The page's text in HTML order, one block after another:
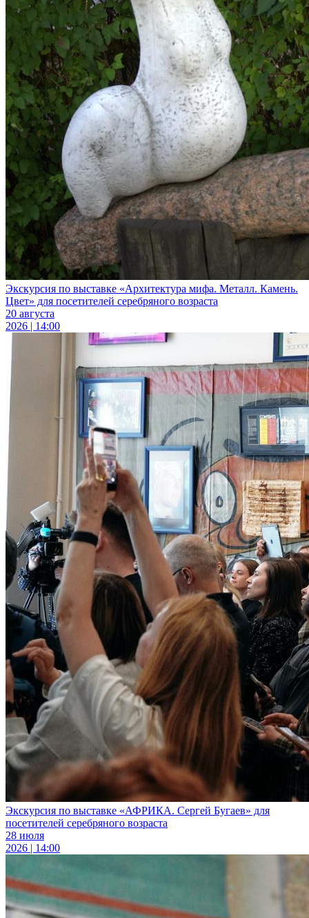
Экскурсия по выставке «Архитектура мифа. Металл. Камень.
Цвет» для посетителей серебряного возраста
20 августа
2026 | 14:00
Экскурсия по выставке «АФРИКА. Сергей Бугаев» для
посетителей серебряного возраста
28 июля
2026 | 14:00